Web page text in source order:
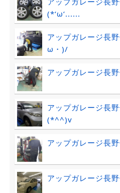
(*‘ω‘......
アップガレージ長
ω・)/
アップガレージ長
アップガレージ長
(*^^)v
アップガレージ長
アップガレージ長